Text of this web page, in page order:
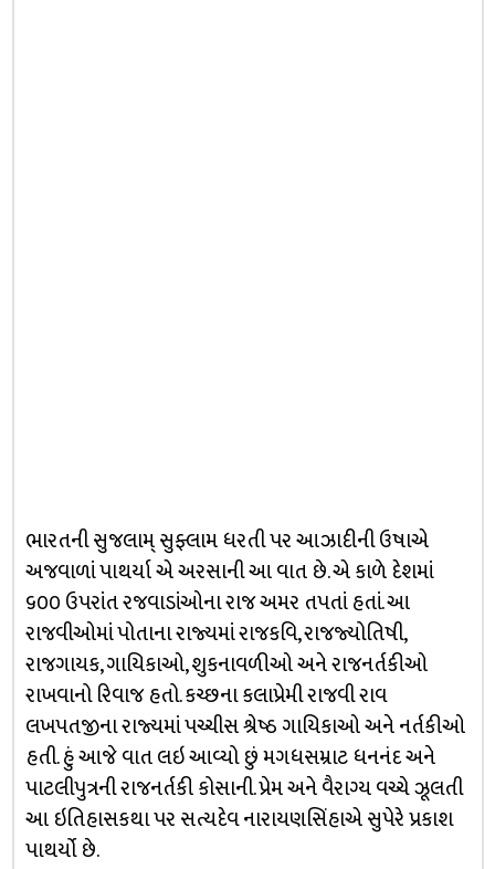
ભારતની સુજલામ્ સુફ્લામ ધરતી પર આઝાદીની ઉષાએ
અજવાળાં પાથર્યા એ અરસાની આ વાત છે. એ કાળે દેશમાં
૬૦૦ ઉપરાંત રજવાડાંઓના રાજ અમર તપતાં હતાં. આ
રાજવીઓમાં પોતાના રાજ્યમાં રાજકવિ, રાજજ્યોતિષી,
રાજગાયક, ગાયિકાઓ, શુકનાવળીઓ અને રાજનર્તકીઓ
રાખવાનો રિવાજ હતો. કચ્છના કલાપ્રેમી રાજવી રાવ
લખપતજીના રાજ્યમાં પચ્ચીસ શ્રેષ્ઠ ગાયિકાઓ અને નર્તકીઓ
હતી. હું આજે વાત લઇ આવ્યો છું મગધસમ્રાટ ધનનંદ અને
પાટલીપુત્રની રાજનર્તકી કોસાની. પ્રેમ અને વૈરાગ્ય વચ્ચે ઝૂલતી
આ ઇતિહાસકથા પર સત્યદેવ નારાયણસિંહાએ સુપેરે પ્રકાશ
પાથર્યો છે.